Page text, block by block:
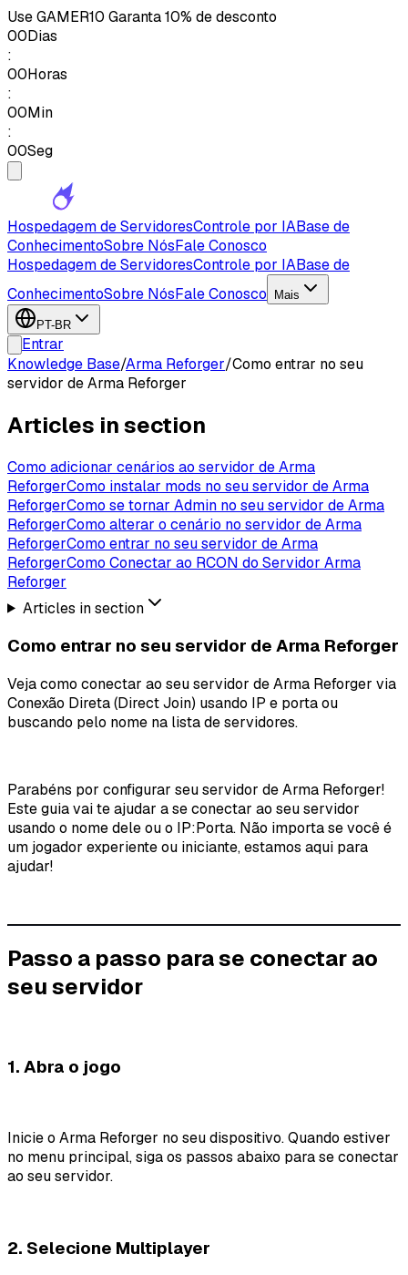
UseGAMER10 Garanta 10% de desconto
00Dias
:
00Horas
:
00Min
:
00Seg
Hospedagem de ServidoresControle por IABase de
ConhecimentoSobre NósFale Conosco
Hospedagem de ServidoresControle por IABase de
ConhecimentoSobre NósFale Conosco Mais
PT-BR
Entrar
Knowledge Base/Arma Reforger/Como entrar no seu
servidor de Arma Reforger
Articles in section
Como adicionar cenários ao servidor de Arma
ReforgerComo instalar mods no seu servidor de Arma
ReforgerComo se tornar Admin no seu servidor de Arma
ReforgerComo alterar o cenário no servidor de Arma
ReforgerComo entrar no seu servidor de Arma
ReforgerComo Conectar ao RCON do Servidor Arma
Reforger
Articles in section
Como entrar no seu servidor de Arma Reforger
Veja como conectar ao seu servidor de Arma Reforger via
Conexão Direta (Direct Join) usando IP e porta ou
buscando pelo nome na lista de servidores.
Parabéns por configurar seu servidor de Arma Reforger!
Este guia vai te ajudar a se conectar ao seu servidor
usando o nome dele ou o IP:Porta. Não importa se você é
um jogador experiente ou iniciante, estamos aqui para
ajudar!
Passo a passo para se conectar ao
seu servidor
1. Abra o jogo
Inicie o Arma Reforger no seu dispositivo. Quando estiver
no menu principal, siga os passos abaixo para se conectar
ao seu servidor.
2. Selecione Multiplayer